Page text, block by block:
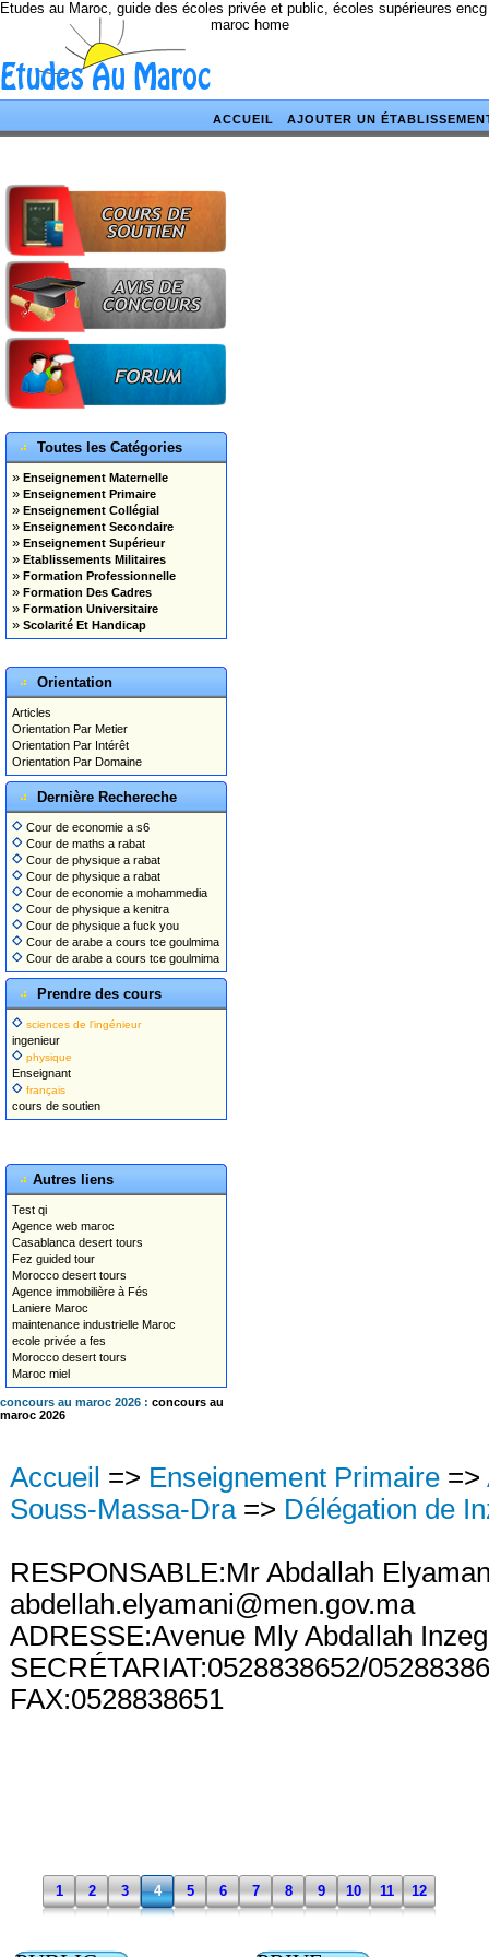
Etudes au Maroc, guide des écoles privée et public, écoles supérieures
maroc home
ACCUEIL AJOUTER UN
Toutes les Catégories
» Enseignement Maternelle
» Enseignement Primaire
» Enseignement Collégial
» Enseignement Secondaire
» Enseignement Supérieur
» Etablissements Militaires
» Formation Professionnelle
» Formation Des Cadres
» Formation Universitaire
» Scolarité Et Handicap
Orientation
Articles
Orientation Par Metier
Orientation Par Intérêt
Orientation Par Domaine
Dernière Rechereche
Cour de economie a s6
Cour de maths a rabat
Cour de physique a rabat
Cour de physique a rabat
Cour de economie a mohammedia
Cour de physique a kenitra
Cour de physique a fuck you
Cour de arabe a cours tce goulmima
Cour de arabe a cours tce goulmima
Prendre des cours
sciences de l'ingénieur
ingenieur
physique
Enseignant
français
cours de soutien
Autres liens
Test qi
Agence web maroc
Casablanca desert tours
Fez guided tour
Morocco desert tours
Agence immobilière à Fés
Laniere Maroc
maintenance industrielle Maroc
ecole privée a fes
Morocco desert tours
Maroc miel
concours au maroc 2026 : concours au
maroc 2026
Accueil => Enseignement Primaire =>
Souss-Massa-Dra=> Délégation de
RESPONSABLE:Mr Abdallah
abdellah.elyamani@men.gov.ma
ADRESSE:Avenue Mly Abdallah
SECRÉTARIAT:0528838652/
FAX:0528838651
1 2 3 4 5 6 7 8 9 10 11 12